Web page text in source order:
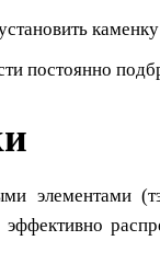
каменку
постоянно
элементами